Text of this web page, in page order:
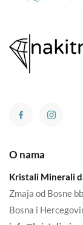
O nama
Kristali Minerali
Zmaja od Bosne
Bosna i